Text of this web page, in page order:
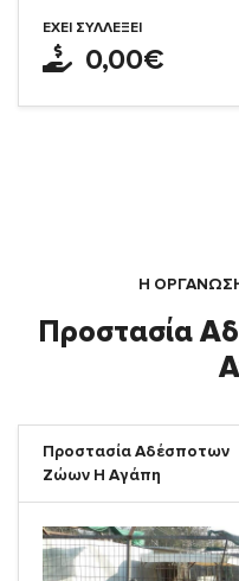
ΈΧΕΙ ΣΥΛΛΈΞΕΙ
0,00€
Η
Προστασία
Προστασία Αδέσποτων
Ζώων Η Αγάπη